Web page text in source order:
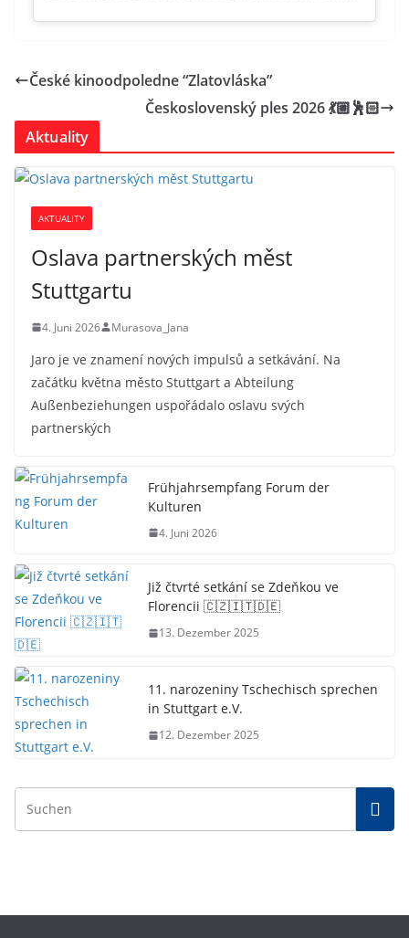
České kinoodpoledne “Zlatovláska”
Československý ples 2026 💃🏼🕺🏻
Aktuality
AKTUALITY
Oslava partnerských měst
Stuttgartu
4. Juni 2026 Murasova_Jana
Jaro je ve znamení nových impulsů a setkávání. Na
začátku května město Stuttgart a Abteilung
Außenbeziehungen uspořádalo oslavu svých
partnerských
Frühjahrsempfang Forum der
Kulturen
4. Juni 2026
Již čtvrté setkání se Zdeňkou ve
Florencii 🇨🇿🇮🇹🇩🇪
13. Dezember 2025
11. narozeniny Tschechisch sprechen
in Stuttgart e.V.
12. Dezember 2025